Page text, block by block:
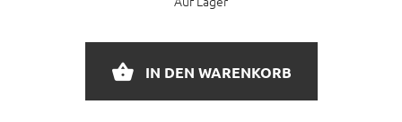
IN DEN WARENKORB